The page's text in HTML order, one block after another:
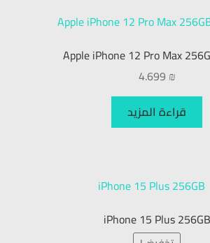
Apple iPhone 12 Pro Max
4.699 ₪
قراءة المزيد
iPhone 15 Plus 256GB